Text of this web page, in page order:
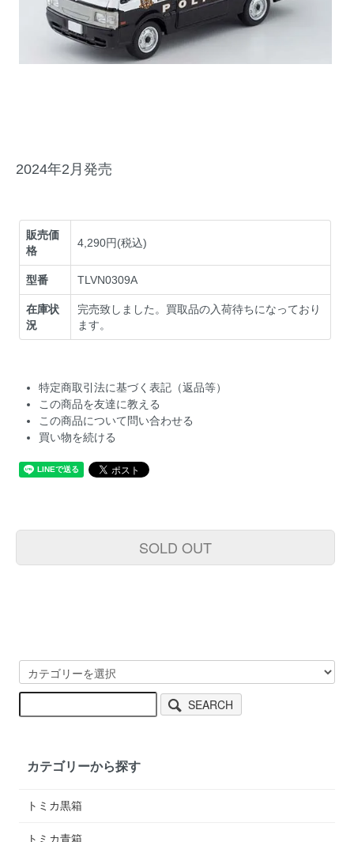
2024年2月発売
販売価
格
4,290円(税込)
型番 TLVN0309A
在庫状
況
完売致しました。買取品の入荷待ちになっており
ます。
特定商取引法に基づく表記（返品等）
この商品を友達に教える
この商品について問い合わせる
買い物を続ける
SOLD OUT
SEARCH
カテゴリーから探す
トミカ黒箱
トミカ青箱